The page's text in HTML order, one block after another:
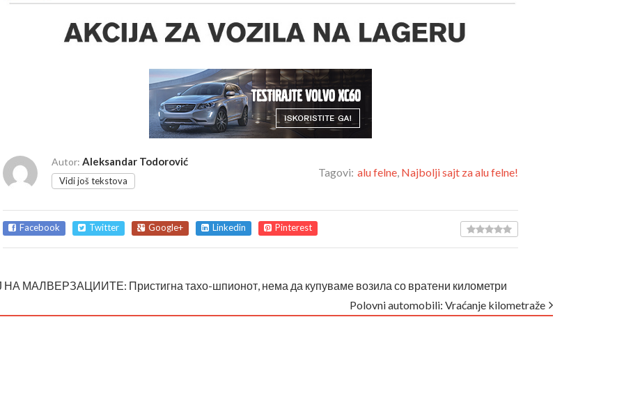
Autor: Aleksandar Todorović
Vidi još tekstova
Tagovi: alu felne Najbolji sajt za alu felne!
Facebook Twitter Google+ Linkedin Pinterest
НА МАЛВЕРЗАЦИИТЕ: Пристигна тахо-шпионот, нема да купуваме возила со вратени километри
Polovni automobili: Vraćanje kilometraže